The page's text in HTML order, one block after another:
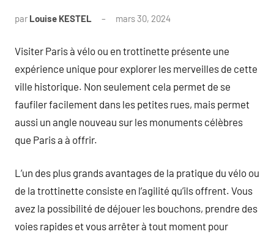
par Louise KESTEL mars 30, 2024
Visiter Paris à vélo ou en trottinette présente une
expérience unique pour explorer les merveilles de cette
ville historique. Non seulement cela permet de se
faufiler facilement dans les petites rues, mais permet
aussi un angle nouveau sur les monuments célèbres
que Paris a à offrir.
L’un des plus grands avantages de la pratique du vélo ou
de la trottinette consiste en l’agilité qu’ils offrent. Vous
avez la possibilité de déjouer les bouchons, prendre des
voies rapides et vous arrêter à tout moment pour